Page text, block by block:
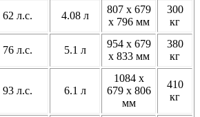
62 л.с. 4.08 л
807 x 679
x 796 мм
300
кг
76 л.с. 5.1 л
954 x 679
x 833 мм
380
кг
93 л.с. 6.1 л
1084 x
679 x 806
мм
410
кг